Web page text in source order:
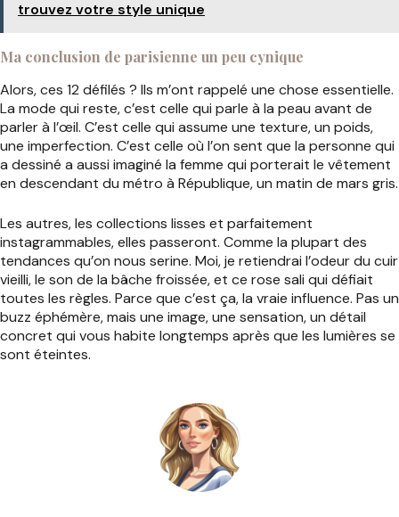
trouvez votre style unique
Ma conclusion de parisienne un peu cynique
Alors, ces 12 défilés ? Ils m’ont rappelé une chose essentielle.
La mode qui reste, c’est celle qui parle à la peau avant de
parler à l’œil. C’est celle qui assume une texture, un poids,
une imperfection. C’est celle où l’on sent que la personne qui
a dessiné a aussi imaginé la femme qui porterait le vêtement
en descendant du métro à République, un matin de mars gris.
Les autres, les collections lisses et parfaitement
instagrammables, elles passeront. Comme la plupart des
tendances qu’on nous serine. Moi, je retiendrai l’odeur du cuir
vieilli, le son de la bâche froissée, et ce rose sali qui défiait
toutes les règles. Parce que c’est ça, la vraie influence. Pas un
buzz éphémère, mais une image, une sensation, un détail
concret qui vous habite longtemps après que les lumières se
sont éteintes.